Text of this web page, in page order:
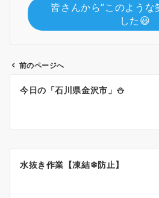
皆さんから”このような
した😃
前のページへ
今日の「石川県金沢市」⛄
水抜き作業【凍結❄防止】